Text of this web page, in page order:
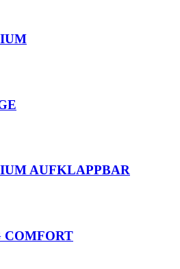
AUFKLAPPBAR
COMFORT